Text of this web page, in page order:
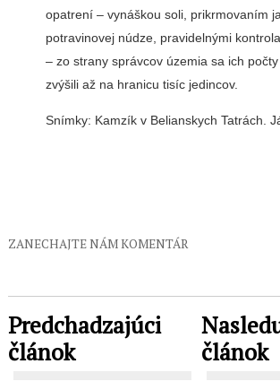
opatrení – vynáškou soli, prikrmovaním
potravinovej núdze, pravidelnými
– zo strany správcov územia sa ich
zvýšili až na hranicu tisíc jedincov.
Snímky: Kamzík v Belianskych Tatrách.
ZANECHAJTE NÁM KOMENTÁR
Predchadzajúci
článok
článok